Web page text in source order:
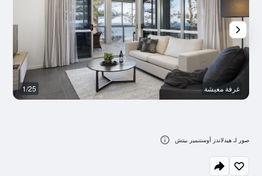
غرفة معيشة 1/25
صور لـ هيدلاندز أوستنمير بيتش